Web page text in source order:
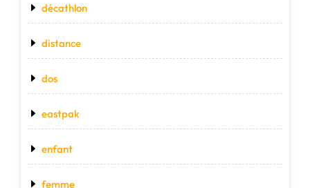
décathlon
distance
dos
eastpak
enfant
femme